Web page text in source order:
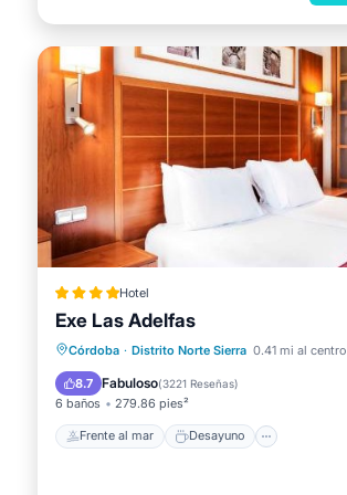
Hotel
Exe Las Adelfas
Córdoba · Distrito Norte Sierra 0.41 mi al centro
8.7 Fabuloso(3221 Reseñas)
6 baños 279.86 pies²
Frente al mar Desayuno
Frente al mar
Desayuno
Aparcamiento